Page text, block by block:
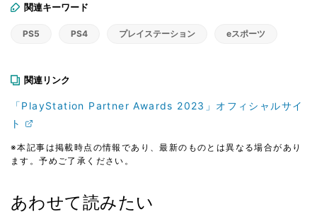
関連キーワード
PS5 PS4 プレイステーション eスポーツ
関連リンク
「PlayStation Partner Awards 2023」オフィシャルサイ
ト
※本記事は掲載時点の情報であり、最新のものとは異なる場合があり
ます。予めご了承ください。
あわせて読みたい